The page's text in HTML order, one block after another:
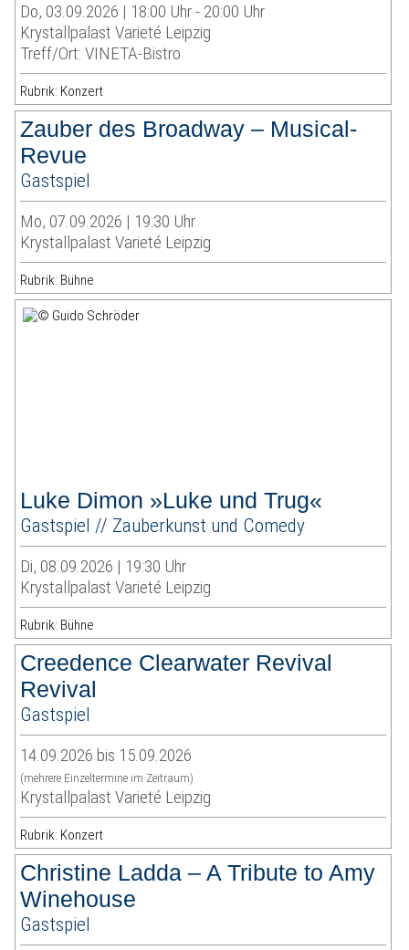
Do, 03.09.2026 | 18:00 Uhr - 20:00 Uhr
Krystallpalast Varieté Leipzig
Treff/Ort: VINETA-Bistro
Rubrik: Konzert
Zauber des Broadway – Musical-
Revue
Gastspiel
Mo, 07.09.2026 | 19:30 Uhr
Krystallpalast Varieté Leipzig
Rubrik: Bühne
Luke Dimon »Luke und Trug«
Gastspiel // Zauberkunst und Comedy
Di, 08.09.2026 | 19:30 Uhr
Krystallpalast Varieté Leipzig
Rubrik: Bühne
Creedence Clearwater Revival
Revival
Gastspiel
14.09.2026 bis 15.09.2026
(mehrere Einzeltermine im Zeitraum)
Krystallpalast Varieté Leipzig
Rubrik: Konzert
Christine Ladda – A Tribute to Amy
Winehouse
Gastspiel